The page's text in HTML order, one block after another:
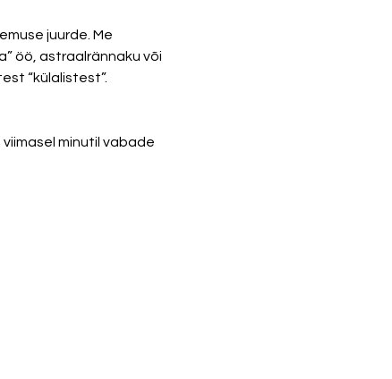
juurde. Me
öö, astraalrännaku või
minutil vabade